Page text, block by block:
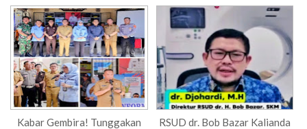
Akseleratif
Kabar Gembira! Tunggakan
RSUD dr. Bob Bazar Kalianda